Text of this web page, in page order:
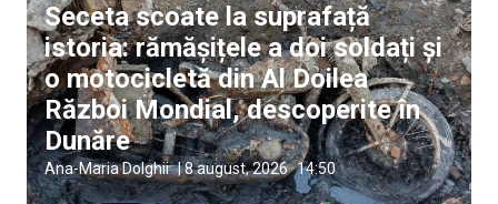
Seceta scoate la suprafață
istoria: rămășițele a doi soldați și
o motocicletă din Al Doilea
Război Mondial, descoperite în
Dunăre
Ana-Maria Dolghii |8 august, 2026 14:50